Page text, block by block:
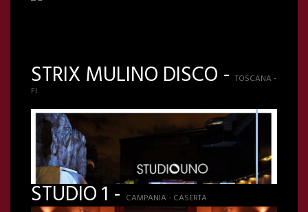
STRIX MULINO DISCO - TOSCANA -
FI
STUDIO 1 -CAMPANIA - CASERTA